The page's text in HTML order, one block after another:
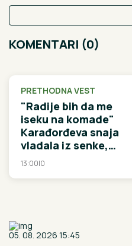
KOMENTARI (0)
PRETHODNA VEST
"Radije bih da me
iseku na komade"
Karađorđeva snaja
vladala iz senke,
optuživali je za
13:00|0
05. 08. 2026 15:45